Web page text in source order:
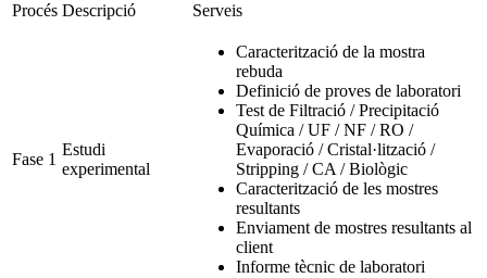
Procés Descripció Serveis
Fase 1
Estudi
experimental
Caracterització de la mostra
rebuda
Definició de proves de laboratori
Test de Filtració / Precipitació
Química / UF / NF / RO /
Evaporació / Cristal·lització /
Stripping / CA / Biològic
Caracterització de les mostres
resultants
Enviament de mostres resultants al
client
Informe tècnic de laboratori